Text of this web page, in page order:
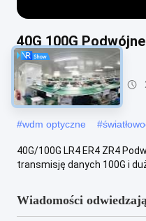
40G 100G
Rozwiązanie WDM
#wdm optyczne #
40G/100G LR4 ER4 ZR4
transmisję danych 100G i
Wiadomości